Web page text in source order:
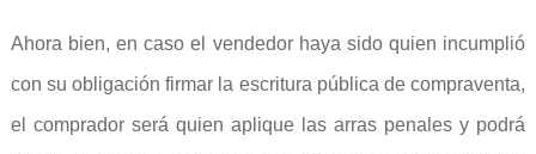
Ahora bien, en caso el vendedor haya sido quien incumplió
con su obligación firmar la escritura pública de compraventa,
el comprador será quien aplique las arras penales y podrá